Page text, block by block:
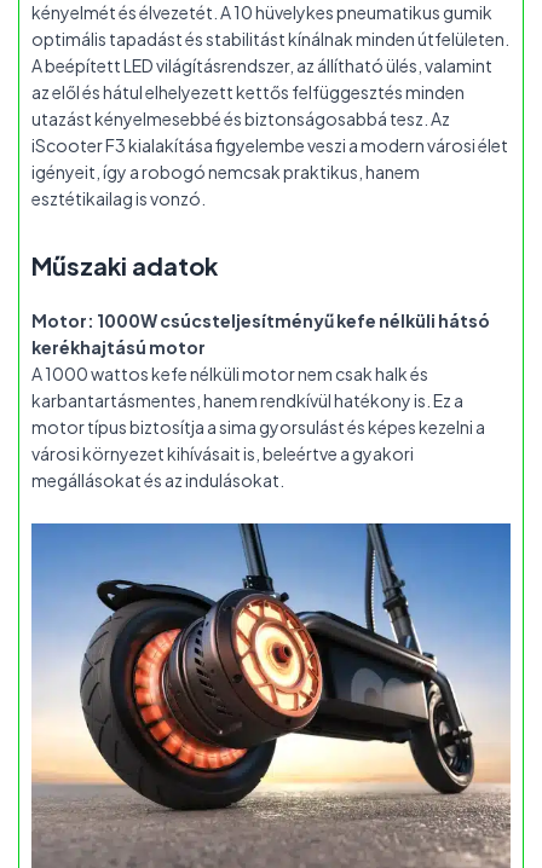
kényelmét és élvezetét. A 10 hüvelykes pneumatikus gumik
optimális tapadást és stabilitást kínálnak minden útfelületen.
A beépített LED világításrendszer, az állítható ülés, valamint
az elől és hátul elhelyezett kettős felfüggesztés minden
utazást kényelmesebbé és biztonságosabbá tesz. Az
iScooter F3 kialakítása figyelembe veszi a modern városi élet
igényeit, így a robogó nemcsak praktikus, hanem
esztétikailag is vonzó.
Műszaki adatok
Motor: 1000W csúcsteljesítményű kefe nélküli hátsó
kerékhajtású motor
A 1000 wattos kefe nélküli motor nem csak halk és
karbantartásmentes, hanem rendkívül hatékony is. Ez a
motor típus biztosítja a sima gyorsulást és képes kezelni a
városi környezet kihívásait is, beleértve a gyakori
megállásokat és az indulásokat.